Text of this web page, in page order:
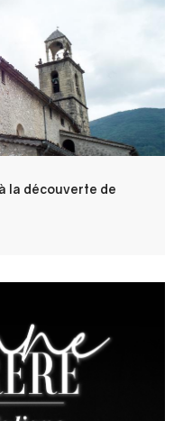
groupes. En un temps
révèlent leur
locales.
la découverte de
un duo en osmose :
voix de la musique,
qui pose sa mélodie.